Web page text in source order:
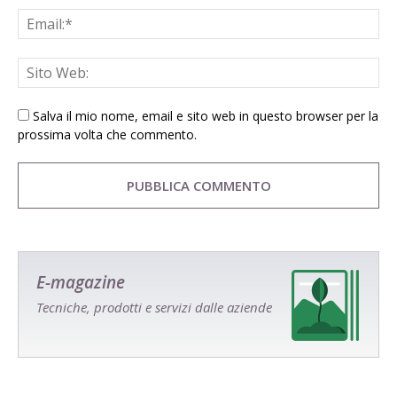
Salva il mio nome, email e sito web in questo browser per la
prossima volta che commento.
E-magazine
Tecniche, prodotti e servizi dalle aziende